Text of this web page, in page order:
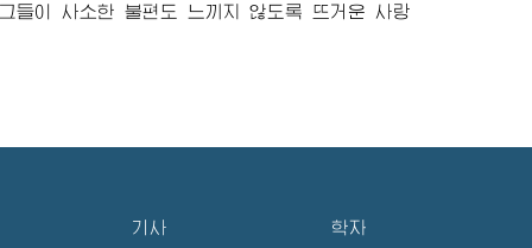
들이 사소한 불편도 느끼지 않도록 뜨거운 사랑
기사 학자